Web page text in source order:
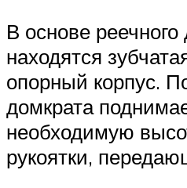
В основе реечного
находятся
опорный корпус.
домкрата
необходимую
рукоятки,